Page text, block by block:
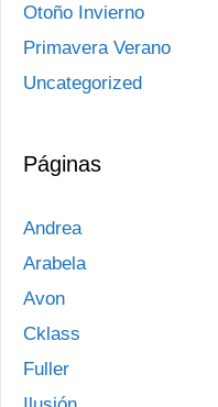
Otoño Invierno
Primavera Verano
Uncategorized
Páginas
Andrea
Arabela
Avon
Cklass
Fuller